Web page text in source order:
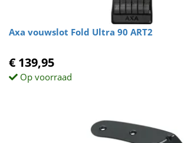
Axa vouwslot Fold Ultra 90 ART2
€ 139,95
Op voorraad